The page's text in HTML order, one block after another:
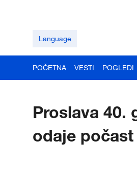
Language
POČETNA VESTI POGLEDI
Proslava 40.
odaje